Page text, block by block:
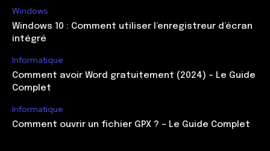
Windows
Windows 10 : Comment utiliser l’enregistreur d’écran
intégré
Informatique
Comment avoir Word gratuitement (2024) – Le Guide
Complet
Informatique
Comment ouvrir un fichier GPX ? – Le Guide Complet